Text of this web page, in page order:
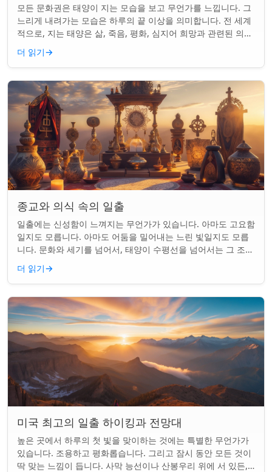
모든 문화권은 태양이 지는 모습을 보고 무언가를 느낍니다. 그
느리게 내려가는 모습은 하루의 끝 이상을 의미합니다. 전 세계
적으로, 지는 태양은 삶, 죽음, 평화, 심지어 희망과 관련된 의미
를 갖게 되었습니다. 같은...
더 읽기→
종교와 의식 속의 일출
일출에는 신성함이 느껴지는 무언가가 있습니다. 아마도 고요함
일지도 모릅니다. 아마도 어둠을 밀어내는 느린 빛일지도 모릅
니다. 문화와 세기를 넘어서, 태양이 수평선을 넘어서는 그 조용
한 순간은 단순한 아침 그 이상이었...
더 읽기→
미국 최고의 일출 하이킹과 전망대
높은 곳에서 하루의 첫 빛을 맞이하는 것에는 특별한 무언가가
있습니다. 조용하고 평화롭습니다. 그리고 잠시 동안 모든 것이
딱 맞는 느낌이 듭니다. 사막 능선이나 산봉우리 위에 서 있든,